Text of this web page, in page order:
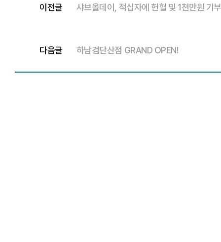
이전글 샤브올데이, 적십자에 헌혈 및 1천만원 기부
다음글 하남검단산점 GRAND OPEN!